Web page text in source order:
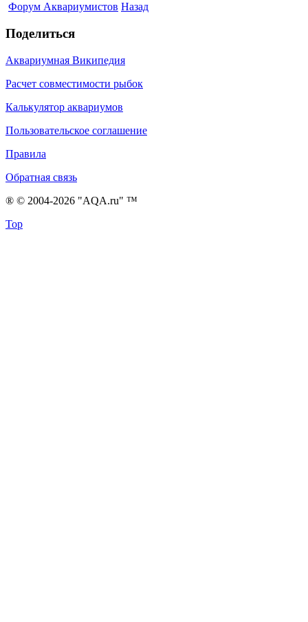
Форум Аквариумистов Назад
Поделиться
Аквариумная Википедия
Расчет совместимости рыбок
Калькулятор аквариумов
Пользовательское соглашение
Правила
Обратная связь
® © 2004-2026 "AQA.ru" ™
Top